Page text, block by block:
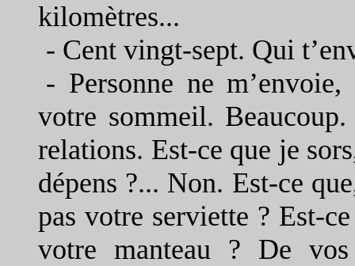
kilomètres...
- Cent vingt-sept. Qui
- Personne ne
votre sommeil.
relations. Est-ce que je
dépens ?... Non. Est-ce
pas votre serviette ? Est-
votre manteau ? De